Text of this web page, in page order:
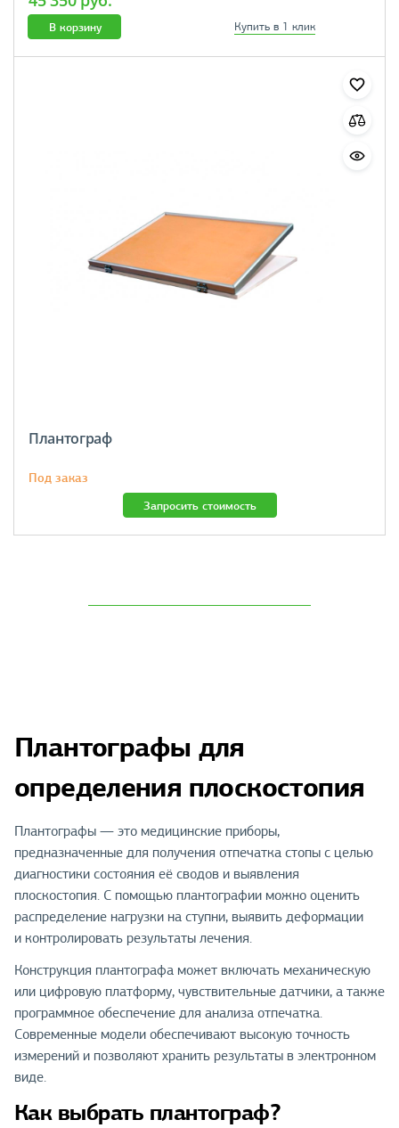
В корзину Купить в 1 клик
Плантограф
Под заказ
Запросить стоимость
Плантографы для
определения плоскостопия
Плантографы — это медицинские приборы,
предназначенные для получения отпечатка стопы с целью
диагностики состояния её сводов и выявления
плоскостопия. С помощью плантографии можно оценить
распределение нагрузки на ступни, выявить деформации
и контролировать результаты лечения.
Конструкция плантографа может включать механическую
или цифровую платформу, чувствительные датчики, а также
программное обеспечение для анализа отпечатка.
Современные модели обеспечивают высокую точность
измерений и позволяют хранить результаты в электронном
виде.
Как выбрать плантограф?